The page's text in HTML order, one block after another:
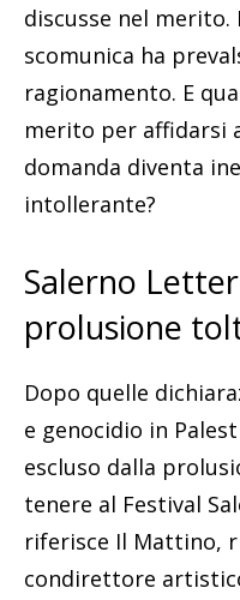
discusse nel merito.
scomunica ha
ragionamento. E
merito per affidarsi
domanda diventa
intollerante?
Salerno
prolusione
Dopo quelle
e genocidio in
escluso dalla
tenere al Festival
riferisce Il Mattino,
condirettore